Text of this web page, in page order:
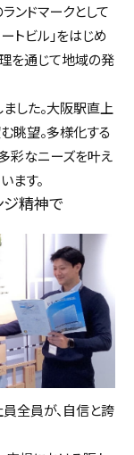
ンドマークとして
トビル」をはじめ
を通じて地域の発
した。大阪駅直上
眺望。多様化する
彩なニーズを叶え
ます。
ジ精神で
全員が、自信と誇